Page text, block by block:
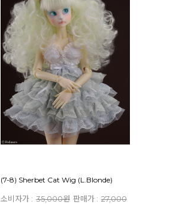
(7-8) Sherbet Cat Wig (L.Blonde)
소비자가 : 35,000원 판매가 : 27,000